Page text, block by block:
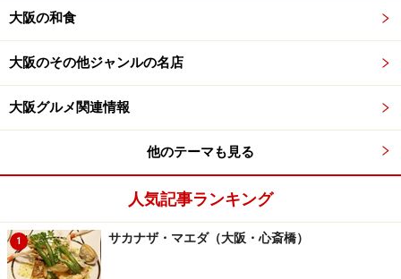
大阪の和食
大阪のその他ジャンルの名店
大阪グルメ関連情報
他のテーマも見る
人気記事ランキング
1 サカナザ・マエダ（大阪・心斎橋）